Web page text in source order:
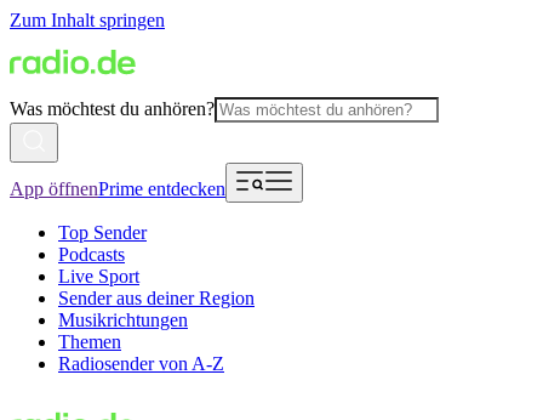
Zum Inhalt springen
Was möchtest du anhören?
App öffnenPrime entdecken
Top Sender
Podcasts
Live Sport
Sender aus deiner Region
Musikrichtungen
Themen
Radiosender von A-Z